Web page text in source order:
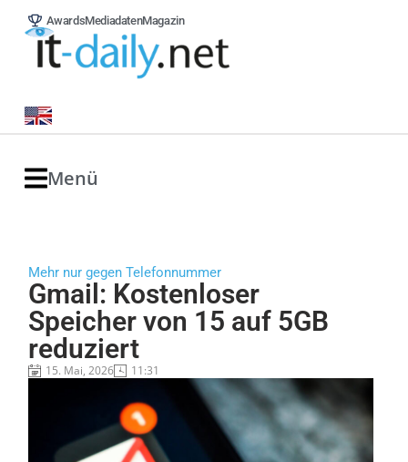
AwardsMediadatenMagazin
Menü
Mehr nur gegen Telefonnummer
Gmail: Kostenloser
Speicher von 15 auf 5GB
reduziert
15. Mai, 2026 11:31